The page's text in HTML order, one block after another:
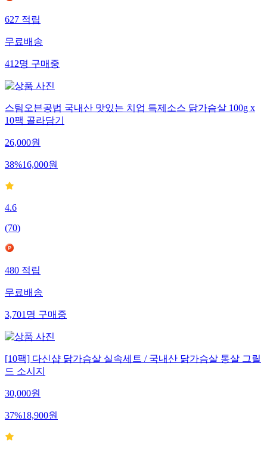
627적립
무료배송
412명구매중
스팀오븐공법 국내산 맛있는 치업 특제소스 닭가슴살 100g x
10팩 골라담기
26,000원
38%16,000원
4.6
(70)
480적립
무료배송
3,701명구매중
[10팩] 다신샵 닭가슴살 실속세트 / 국내산 닭가슴살 통살 그릴
드 소시지
30,000원
37%18,900원